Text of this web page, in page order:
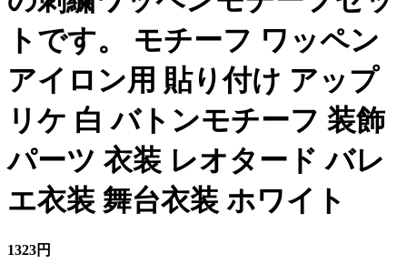
トです。 モチーフ ワッペン
アイロン用 貼り付け アップ
リケ 白 バトンモチーフ 装飾
パーツ 衣装 レオタード バレ
エ衣装 舞台衣装 ホワイト
1323円